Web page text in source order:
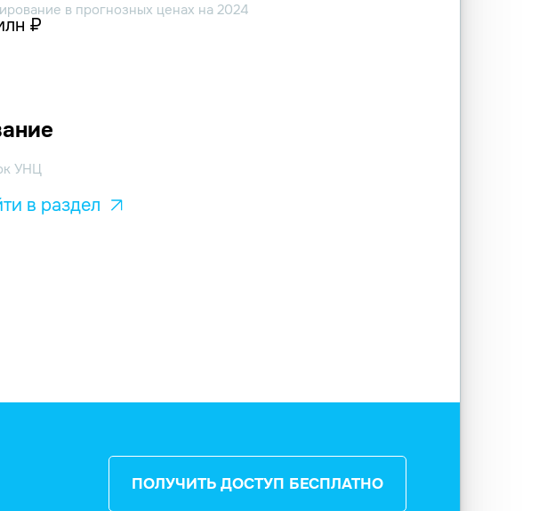
в прогнозных ценах на 2024
₽
УНЦ
в раздел
ПОЛУЧИТЬ ДОСТУП БЕСПЛАТНО